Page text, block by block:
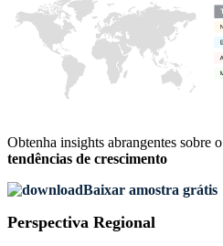
Obtenha insights abrangentes sobre o
tendências de crescimento
Baixar amostra grátis
Perspectiva Regional